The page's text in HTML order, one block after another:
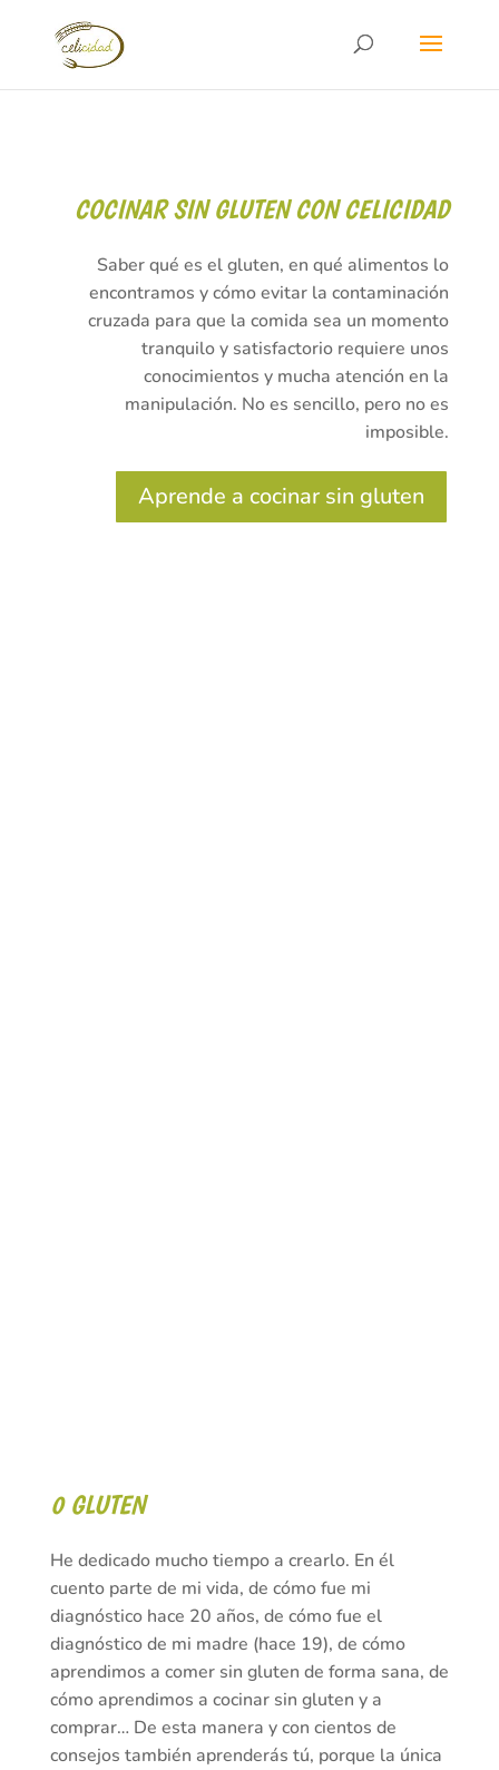
COCINAR SIN GLUTEN CON CELICIDAD
Saber qué es el gluten, en qué alimentos lo
encontramos y cómo evitar la contaminación
cruzada para que la comida sea un momento
tranquilo y satisfactorio requiere unos
conocimientos y mucha atención en la
manipulación. No es sencillo, pero no es
imposible.
Aprende a cocinar sin gluten
0 GLUTEN
He dedicado mucho tiempo a crearlo. En él
cuento parte de mi vida, de cómo fue mi
diagnóstico hace 20 años, de cómo fue el
diagnóstico de mi madre (hace 19), de cómo
aprendimos a comer sin gluten de forma sana, de
cómo aprendimos a cocinar sin gluten y a
comprar… De esta manera y con cientos de
consejos también aprenderás tú, porque la única